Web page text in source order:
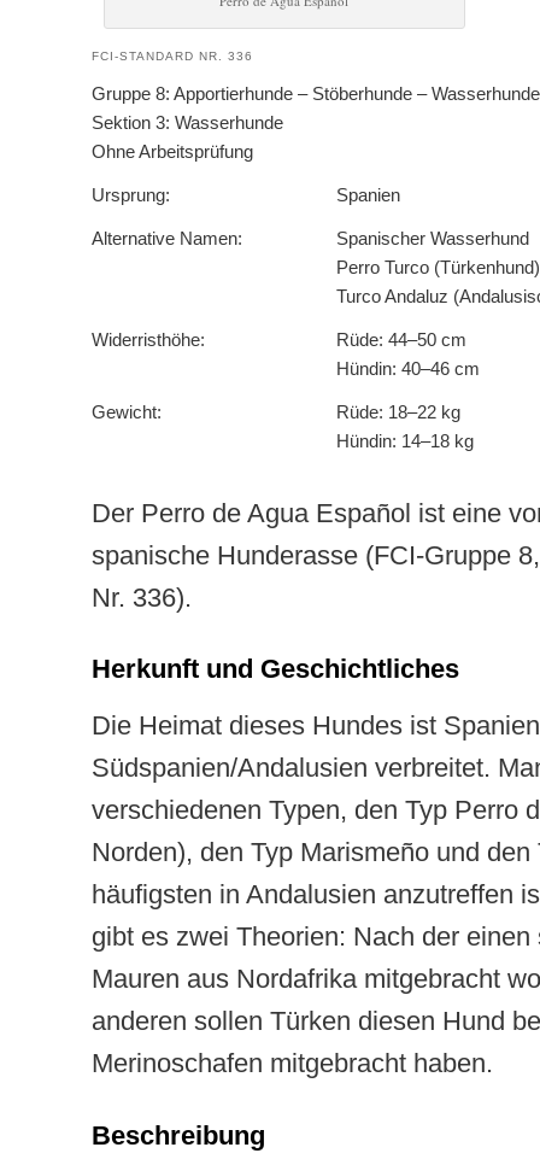
FCI-STANDARD NR. 336
Gruppe 8: Apportierhunde – Stöberhunde – Wasserhunde
Sektion 3: Wasserhunde
Ohne Arbeitsprüfung
Ursprung: Spanien
Alternative Namen:
Spanischer Wasserhund
Perro Turco (Türkenhund)
Turco Andaluz
Widerristhöhe:
Rüde: 44–50 cm
Hündin: 40–46 cm
Gewicht:
Rüde: 18–22 kg
Hündin: 14–18 kg
Der Perro de Agua Español ist eine
spanische Hunderasse (FCI-Gruppe
Nr. 336).
Herkunft und Geschichtliches
Die Heimat dieses Hundes ist
Südspanien/Andalusien verbreitet.
verschiedenen Typen, den Typ Perro
Norden), den Typ Marismeño und
häufigsten in Andalusien anzutreffen
gibt es zwei Theorien: Nach der
Mauren aus Nordafrika mitgebracht
anderen sollen Türken diesen Hund
Merinoschafen mitgebracht haben.
Beschreibung